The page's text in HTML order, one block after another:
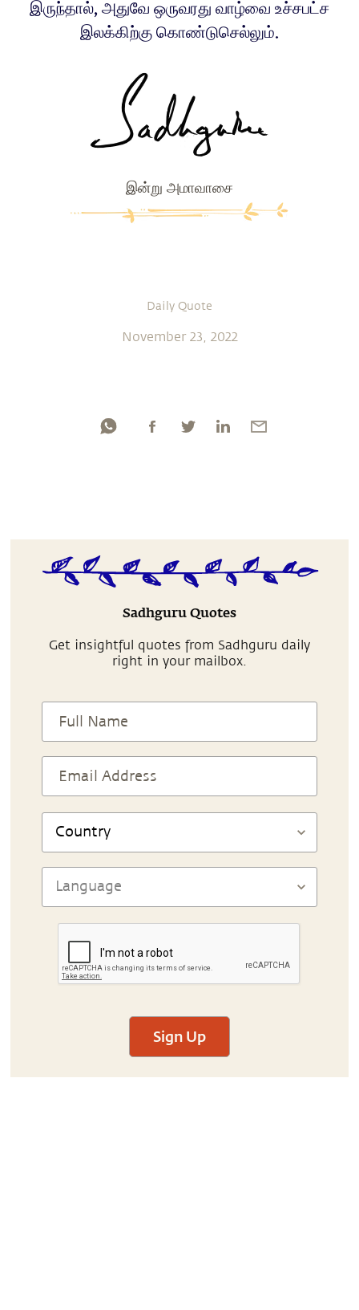
இருந்தால், அதுவே ஒருவரது வாழ்வை உச்சபட்ச
இலக்கிற்கு கொண்டுசெல்லும்.
இன்று அமாவாசை
Daily Quote
November 23, 2022
Sadhguru Quotes
Get insightful quotes from Sadhguru daily
right in your mailbox.
Sign Up